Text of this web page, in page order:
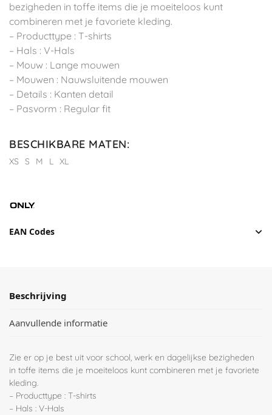
bezigheden in toffe items die je moeiteloos kunt
combineren met je favoriete kleding.
– Producttype : T-shirts
– Hals : V-Hals
– Mouw : Lange mouwen
– Mouwen : Nauwsluitende mouwen
– Details : Kanten detail
– Pasvorm : Regular fit
BESCHIKBARE MATEN:
XS S M L XL
EAN Codes
Beschrijving
Aanvullende informatie
Zie er op je best uit voor school, werk en dagelijkse bezigheden
in toffe items die je moeiteloos kunt combineren met je favoriete
kleding.
– Producttype : T-shirts
– Hals : V-Hals